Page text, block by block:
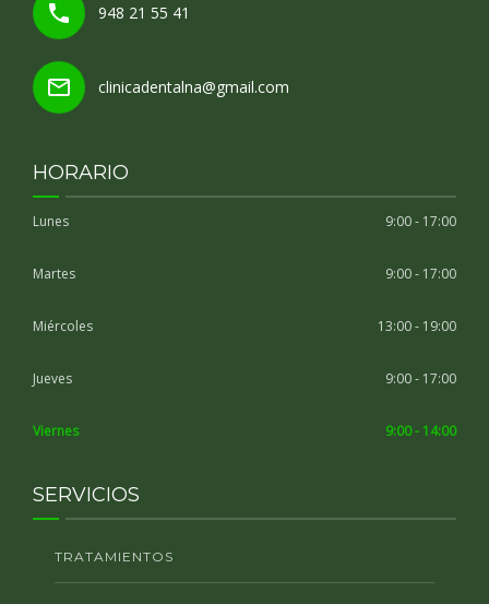
948 21 55 41
clinicadentalna@gmail.com
HORARIO
Lunes 9:00 - 17:00
Martes 9:00 - 17:00
Miércoles 13:00 - 19:00
Jueves 9:00 - 17:00
Viernes 9:00 - 14:00
SERVICIOS
TRATAMIENTOS